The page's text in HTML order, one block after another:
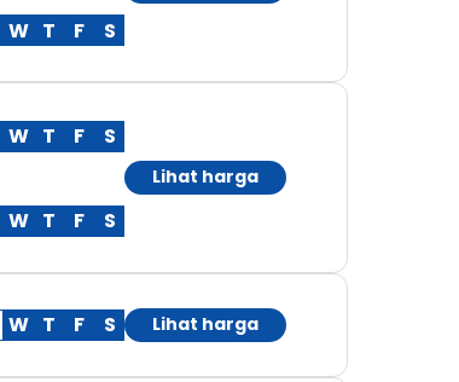
W T F S
W T F S
W T F S
Lihat harga
W T F S Lihat harga